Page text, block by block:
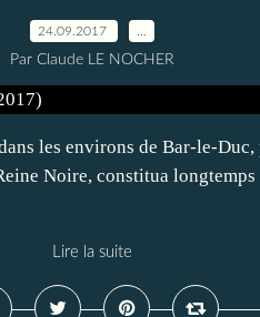
24.09.2017
Par Claude LE NOCHER
les environs de Bar-le-
Noire, constitua
Lire la suite